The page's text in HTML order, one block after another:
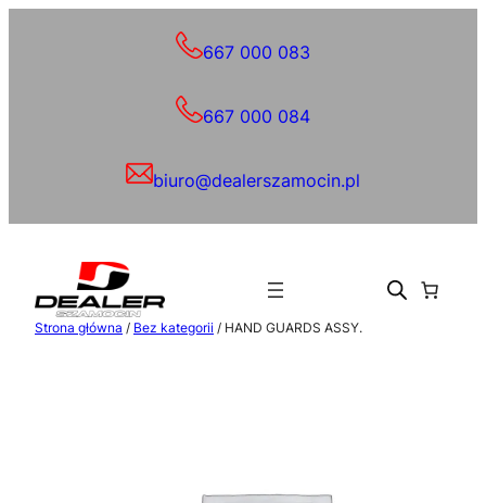
667 000 083
667 000 084
biuro@dealerszamocin.pl
Strona główna / Bez kategorii / HAND GUARDS ASSY.